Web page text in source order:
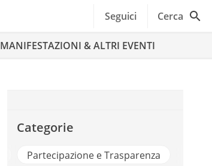
Seguici Cerca
MANIFESTAZIONI & ALTRI EVENTI
Categorie
Partecipazione e Trasparenza